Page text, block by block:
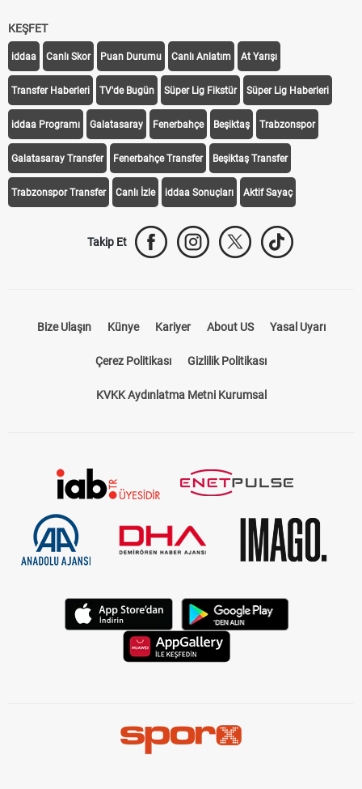
KEŞFET
iddaa Canlı Skor Puan Durumu Canlı Anlatım At Yarışı
Transfer Haberleri TV'de Bugün Süper Lig Fikstür Süper Lig Haberleri
iddaa Programı Galatasaray Fenerbahçe Beşiktaş Trabzonspor
Galatasaray Transfer Fenerbahçe Transfer Beşiktaş Transfer
Trabzonspor Transfer Canlı İzle iddaa Sonuçları Aktif Sayaç
Takip Et
Bize Ulaşın Künye Kariyer About US Yasal Uyarı
Çerez Politikası Gizlilik Politikası
KVKK Aydınlatma Metni Kurumsal